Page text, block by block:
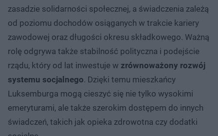
zasadzie solidarności społecznej, a świadczenia zależą
od poziomu dochodów osiąganych w trakcie kariery
zawodowej oraz długości okresu składkowego. Ważną
rolę odgrywa także stabilność polityczna i podejście
rządu, który od lat inwestuje w zrównoważony rozwój
systemu socjalnego. Dzięki temu mieszkańcy
Luksemburga mogą cieszyć się nie tylko wysokimi
emeryturami, ale także szerokim dostępem do innych
świadczeń, takich jak opieka zdrowotna czy dodatki